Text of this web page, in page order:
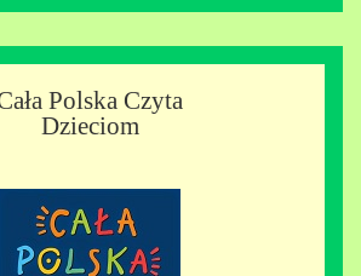
Polska Czyta
Dzieciom